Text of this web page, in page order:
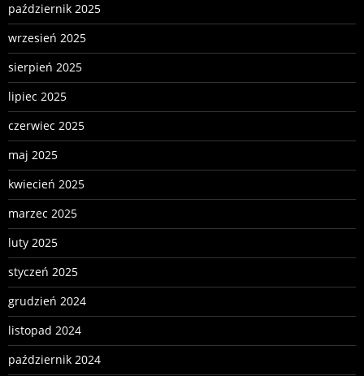
październik 2025
wrzesień 2025
sierpień 2025
lipiec 2025
czerwiec 2025
maj 2025
kwiecień 2025
marzec 2025
luty 2025
styczeń 2025
grudzień 2024
listopad 2024
październik 2024